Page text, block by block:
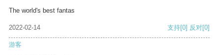
The world's best fantas
2022-02-14 支持[0] 反对[0]
游客